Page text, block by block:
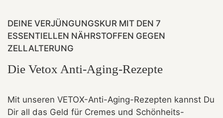
DEINE VERJÜNGUNGSKUR MIT DEN 7
ESSENTIELLEN NÄHRSTOFFEN GEGEN
ZELLALTERUNG
Die Vetox Anti-Aging-Rezepte
Mit unseren VETOX-Anti-Aging-Rezepten kannst Du
Dir all das Geld für Cremes und Schönheits-